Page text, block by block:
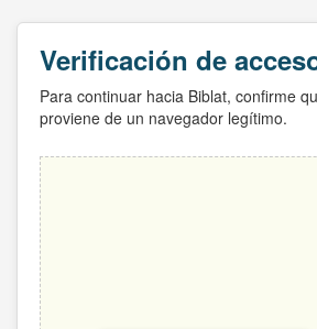
Verificación de
Para continuar hacia Biblat, confirme
proviene de un navegador legítimo.